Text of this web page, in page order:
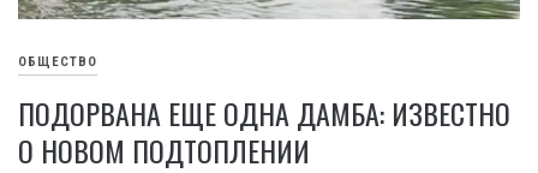
ОБЩЕСТВО
ПОДОРВАНА ЕЩЕ ОДНА ДАМБА: ИЗВЕСТНО
О НОВОМ ПОДТОПЛЕНИИ